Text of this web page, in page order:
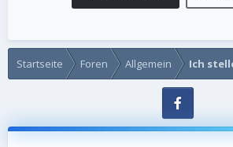
Startseite Foren Allgemein Ich